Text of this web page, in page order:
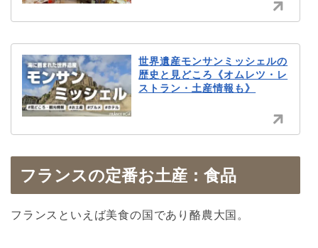
世界遺産モンサンミッシェルの
歴史と見どころ《オムレツ・レ
ストラン・土産情報も》
フランスの定番お土産：食品
フランスといえば美食の国であり酪農大国。